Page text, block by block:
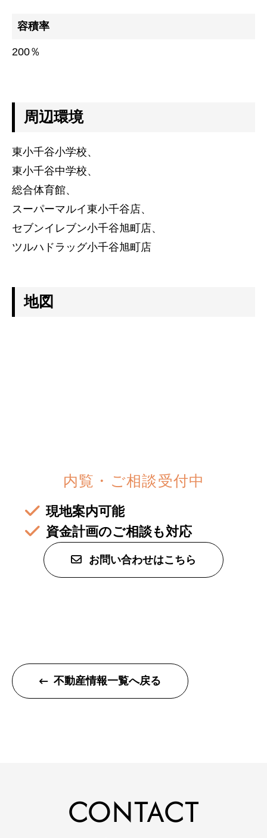
コワーキングスペース
施工事例
環境事業施工事例
会社案内
会社概要
CSR
SDGs
採用情報
本社
〒947-0051
新潟県小千谷市三仏生2533番地
容積率
200％
周辺環境
東小千谷小学校、
東小千谷中学校、
総合体育館、
スーパーマルイ東小千谷店、
セブンイレブン小千谷旭町店、
ツルハドラッグ小千谷旭町店
地図
内覧・ご相談受付中
現地案内可能
資金計画のご相談も対応
お問い合わせはこちら
不動産情報一覧へ戻る
CONTACT